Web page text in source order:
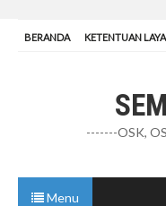
BERANDA KETENTUAN
-------OSK,
Menu